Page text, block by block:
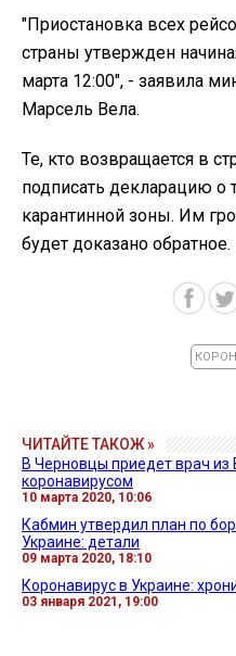
"Приостановка всех
страны утвержден
марта 12:00", - заявила
Марсель Вела.
Те, кто возвращается в
подписать декларацию о
карантинной зоны. Им
будет доказано обратное.
ЧИТАЙТЕ ТАКОЖ »
В Черновцы приедет врач из
коронавирусом
10 марта 2020, 10:06
Кабмин утвердил план по
Украине: детали
09 марта 2020, 18:10
Коронавирус в Украине:
03 января 2021, 19:00